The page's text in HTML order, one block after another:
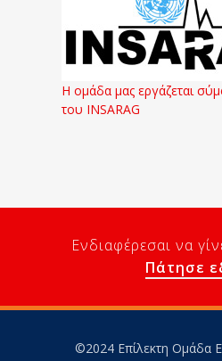
Η ομάδα μας εργάζεται
του INSARAG
Ενδιαφέρεσαι να
Πάτησε
©2024 Επίλεκτη Ομάδα